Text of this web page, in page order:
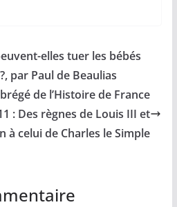
elles tuer les bébés
par Paul de Beaulias
de l’Histoire de France
: Des règnes de Louis III et
à celui de Charles le Simple